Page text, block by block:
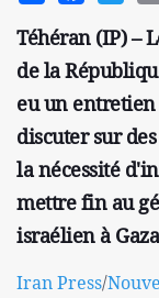
Téhéran (IP) –
de la
eu un
discuter sur
la nécessité
mettre fin au
israélien à
Iran Press/